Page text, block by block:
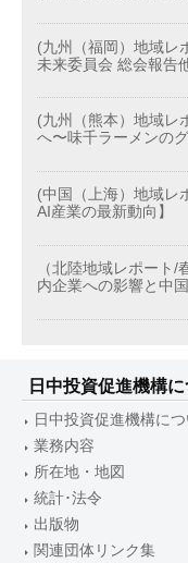
(九州（福岡）地域レ
未来委員会 総会報告
(九州（熊本）地域レ
へ〜味千ラーメンの
(中国（上海）地域レ
AI産業の最新動向】
（北陸地域レポート
内企業への影響と中
日中投資促進機構
日中投資促進機構につ
業務内容
所在地・地図
統計･法令
出版物
関連団体リンク集